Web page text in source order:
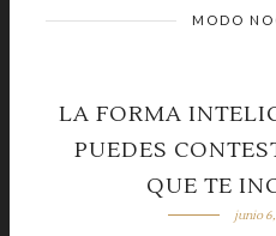
MODO
LA FORMA
PUEDES
QUE TE
junio